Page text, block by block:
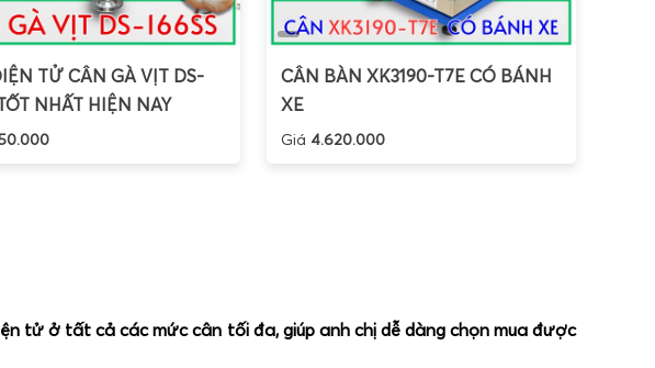
TỬ CÂN GÀ VỊT DS-
NHẤT HIỆN NAY
CÂN BÀN XK3190-T7E CÓ BÁNH
XE
Giá 4.620.000
tử ở tất cả các mức cân tối đa, giúp anh chị dễ dàng chọn mua được